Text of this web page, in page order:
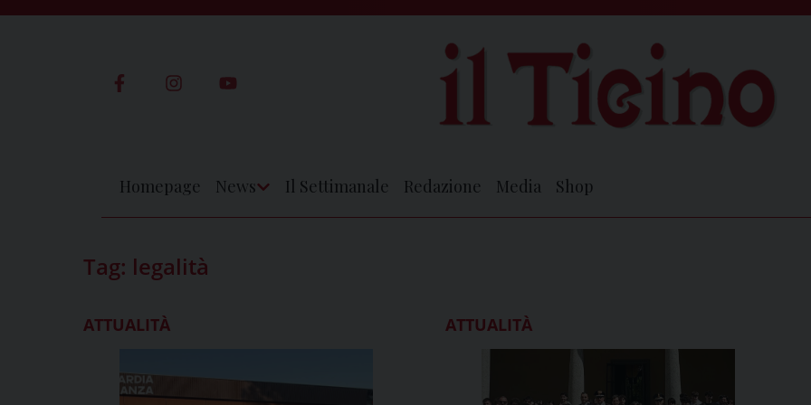
Homepage News Il Settimanale Redazione Media Shop
Tag: legalità
ATTUALITÀ ATTUALITÀ